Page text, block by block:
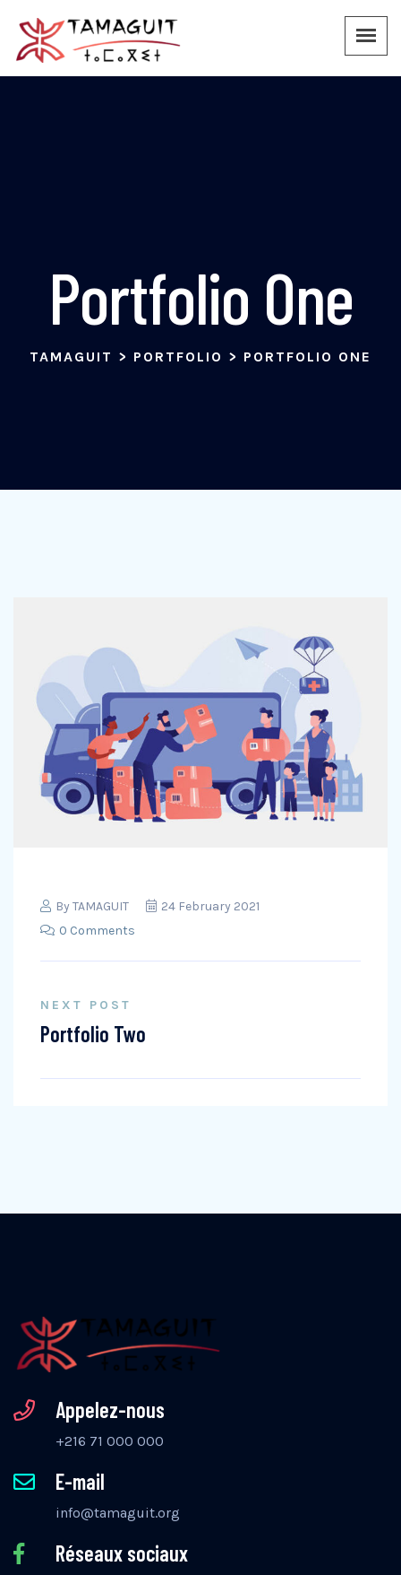
Portfolio One
TAMAGUIT > PORTFOLIO > PORTFOLIO ONE
ByTAMAGUIT
24 February 2021
0 Comments
NEXT POST
Portfolio Two
Appelez-nous
+216 71 000 000
E-mail
info@tamaguit.org
Réseaux sociaux